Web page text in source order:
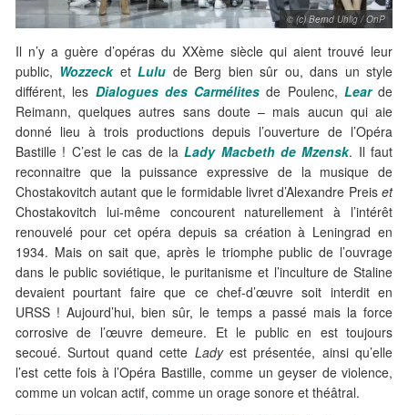
© (c) Bernd Uhlig / OnP
Il n’y a guère d’opéras du XXème siècle qui aient trouvé leur
public, Wozzeck etLulu de Berg bien sûr ou, dans un style
différent, les Dialogues des Carmélites de Poulenc, Lear de
Reimann, quelques autres sans doute – mais aucun qui aie
donné lieu à trois productions depuis l’ouverture de l’Opéra
Bastille ! C’est le cas de laLady Macbeth de Mzensk. Il faut
reconnaitre que la puissance expressive de la musique de
Chostakovitch autant que le formidable livret d’Alexandre Preis et
Chostakovitch lui-même concourent naturellement à l’intérêt
renouvelé pour cet opéra depuis sa création à Leningrad en
1934. Mais on sait que, après le triomphe public de l’ouvrage
dans le public soviétique, le puritanisme et l’inculture de Staline
devaient pourtant faire que ce chef-d’œuvre soit interdit en
URSS ! Aujourd’hui, bien sûr, le temps a passé mais la force
corrosive de l’œuvre demeure. Et le public en est toujours
secoué. Surtout quand cette Lady est présentée, ainsi qu’elle
l’est cette fois à l’Opéra Bastille, comme un geyser de violence,
comme un volcan actif, comme un orage sonore et théâtral.